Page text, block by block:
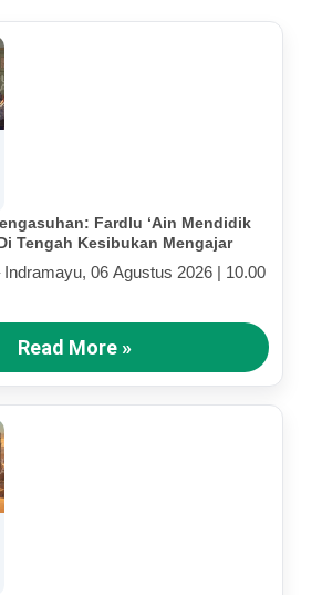
Fardlu ‘Ain Mendidik
Tengah Kesibukan Mengajar
06 Agustus 2026 | 10.00
Read More »